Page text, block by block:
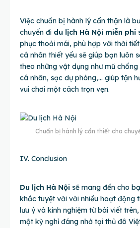
Việc chuẩn bị hành lý cẩn thận là
chuyến đi du lịch Hà Nội miễn phí
phục thoải mái, phù hợp với thời
cá nhân thiết yếu sẽ giúp bạn luôn
theo những vật dụng như mũ
cá nhân, sạc dự phòng,… giúp tận
vui chơi một cách trọn vẹn.
Chuẩn bị hành lý cần thiết cho
IV. Conclusion
Du lịch Hà Nội sẽ mang đến cho
khắc tuyệt vời với nhiều hoạt động
lưu ý và kinh nghiệm từ bài viết
một kỳ nghỉ đáng nhớ tại thủ đô